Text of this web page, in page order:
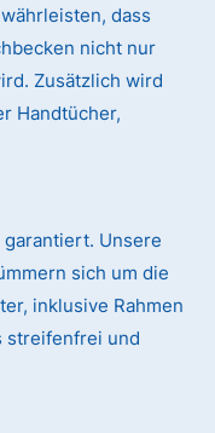
dass
nicht nur
Zusätzlich wird
Handtücher,
Unsere
sich um die
inklusive Rahmen
streifenfrei und